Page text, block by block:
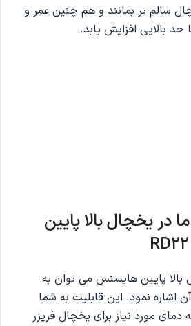
سالم تر بمانند و هم چنین عمر و
بالایی افزایش یابد.
در یخچال بالا پایین
بالا پایین هایسنس می توان به
اشاره نمود. این قابلیت به شما
مورد نیاز برای یخچال فریزر